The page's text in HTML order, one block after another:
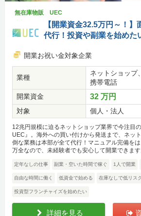
無在庫物販 UEC
【開業資金32.5万円～！】
代行！投資や副業を始めた
開業お祝い金対象企業
業種
ネットショップ
携帯電話
開業資金
32 万円
対象 個人・法人
12兆円規模に迫るネットショップ業界で今注目
UEC』。海外への買い付けから発送まで、ネッ
倒な業務は本部が全て代行！マニュアル完備を
万全なので、未経験者でも安心して開業できます
定年なしの仕事 副業・空いた時間で稼ぐ 1人で開業
自由な時間に働く 低資金で始める 在庫なしで低リスク
投資型フランチャイズを始めたい
詳細を見る